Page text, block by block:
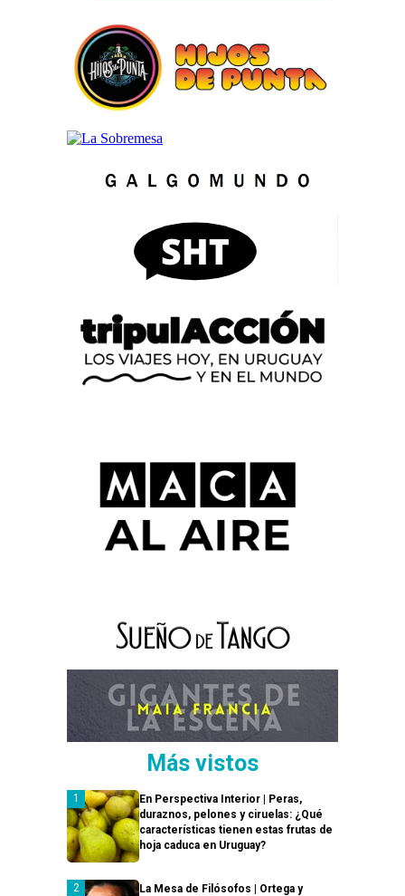
Más vistos
En Perspectiva Interior | Peras,
duraznos, pelones y ciruelas: ¿Qué
características tienen estas frutas de
hoja caduca en Uruguay?
La Mesa de Filósofos | Ortega y